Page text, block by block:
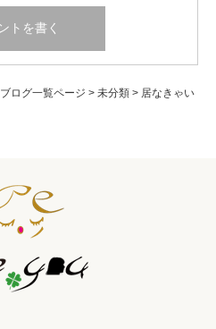
ブログ一覧ページ > 未分類 > 居なきゃい